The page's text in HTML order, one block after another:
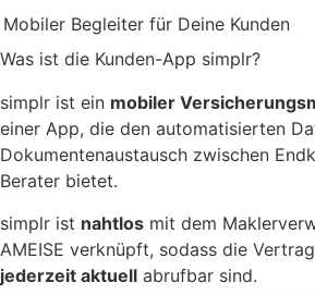
Mobiler Begleiter für Deine Kunden
Was ist die Kunden-App simplr?
simplr ist ein mobiler
einer App, die den automatisierten
Dokumentenaustausch zwischen
Berater bietet.
simplr ist nahtlos mit dem
AMEISE verknüpft, sodass die
jederzeit aktuell abrufbar sind.